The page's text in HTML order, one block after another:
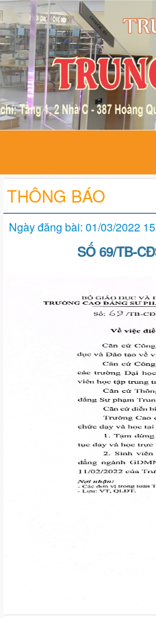
THÔNG BÁO
Ngày đăng bài: 01/03/2022
SỐ 69/TB-